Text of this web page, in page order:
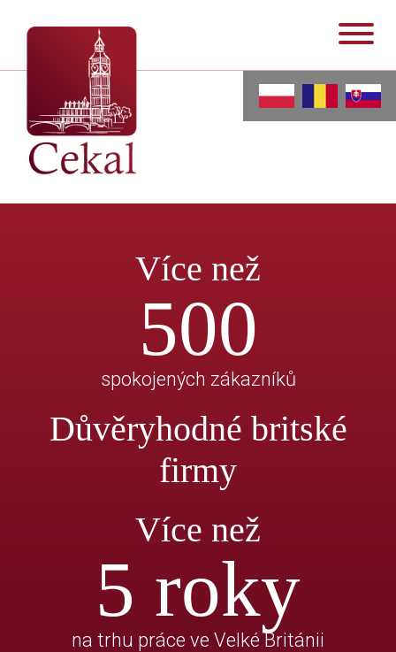
Více než
500
spokojených zákazníků
Důvěryhodné britské
firmy
Více než
5 roky
na trhu práce ve Velké Británii